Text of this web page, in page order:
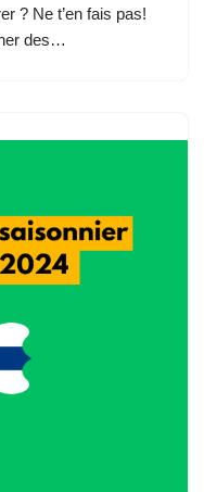
? Ne t’en fais pas!
des…